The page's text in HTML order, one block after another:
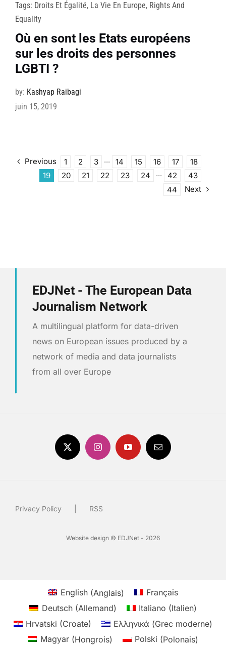
Tags: Droits Et Égalité, La Vie En Europe, Rights And
Equality
Où en sont les Etats européens
sur les droits des personnes
LGBTI ?
by: Kashyap Raibagi
juin 15, 2019
Previous 1 2 3 ··· 14 15 16 17
18
19
20 21 22 23 24 ··· 42
43
44
Next
EDJNet - The European Data
Journalism Network
A multilingual platform for data-driven
news on European issues produced by a
network of media and data journalists
from all over Europe
Privacy Policy RSS
Website design © EDJNet - 2026
English(Anglais)
Français
Deutsch(Allemand) Italiano (Italien)
Hrvatski (Croate) Ελληνικά (Grec moderne)
Magyar(Hongrois) Polski (Polonais)